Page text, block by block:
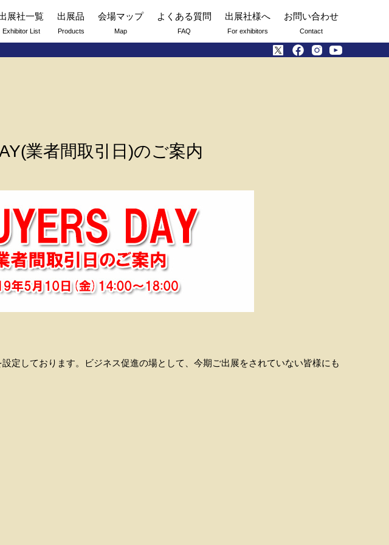
展社一覧
Exhibitor List
出展品
Products
会場マップ
Map
よくある質問
FAQ
出展社様へ
For exhibitors
お問い合わせ
Contact
業者間取引日)のご案内
定しております。ビジネス促進の場として、今期ご出展をされていない皆様にも